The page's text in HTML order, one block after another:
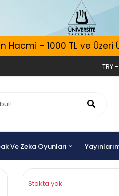
- 1000 TL ve Üzeri
TRY
Ve Zeka Oyunları
Stokta yok